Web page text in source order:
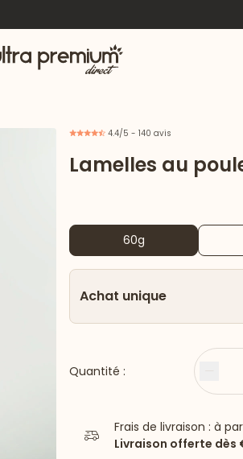
4.4/5 - 140 avis
Lamelles au
60g
Achat unique
Quantité : Moins
Frais de livraison : à
Livraison offerte dès